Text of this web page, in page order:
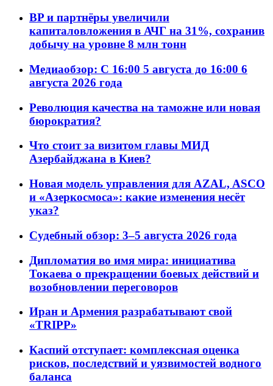
BP и партнёры увеличили
капиталовложения в АЧГ на 31%, сохранив
добычу на уровне 8 млн тонн
Медиаобзор: С 16:00 5 августа до 16:00 6
августа 2026 года
Революция качества на таможне или новая
бюрократия?
Что стоит за визитом главы МИД
Азербайджана в Киев?
Новая модель управления для AZAL, ASCO
и «Азеркосмоса»: какие изменения несёт
указ?
Судебный обзор: 3–5 августа 2026 года
Дипломатия во имя мира: инициатива
Токаева о прекращении боевых действий и
возобновлении переговоров
Иран и Армения разрабатывают свой
«TRIPP»
Каспий отступает: комплексная оценка
рисков, последствий и уязвимостей водного
баланса